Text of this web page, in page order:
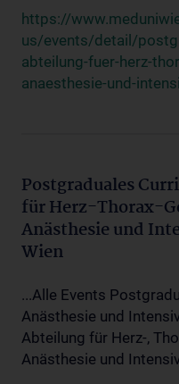
https://
us/events/detail/
abteilung-fuer-herz-
anaesthesie-und-
Postgraduales
für Herz-Thorax-
Anästhesie und
Wien
...Alle Events
Anästhesie und
Abteilung für Herz-,
Anästhesie und